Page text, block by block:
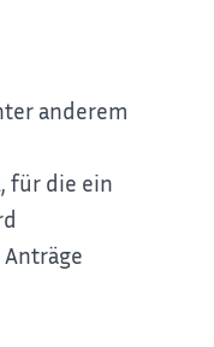
anderem
für die ein